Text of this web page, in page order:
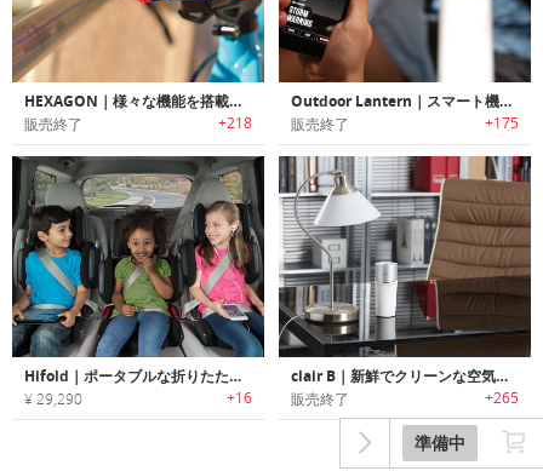
準備中
HEXAGON｜様々な機能を搭載した自転車用スマートテールライト「ヘキサゴン」
販売終了 +218
Outdoor Lantern｜スマート機能搭載のアウトドア用ランタン
販売終了 +175
Hifold｜ポータブルな折りたたみチャイルドシート「ハイフォルド」
¥ 29,290 +16
clair B｜新鮮でクリーンな空気をもたらすポータブル空気清浄機「クレアB」
販売終了 +265